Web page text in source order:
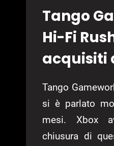
Tango
Hi-Fi
acquisiti
Tango
si è parlato
mesi. Xbox
chiusura di